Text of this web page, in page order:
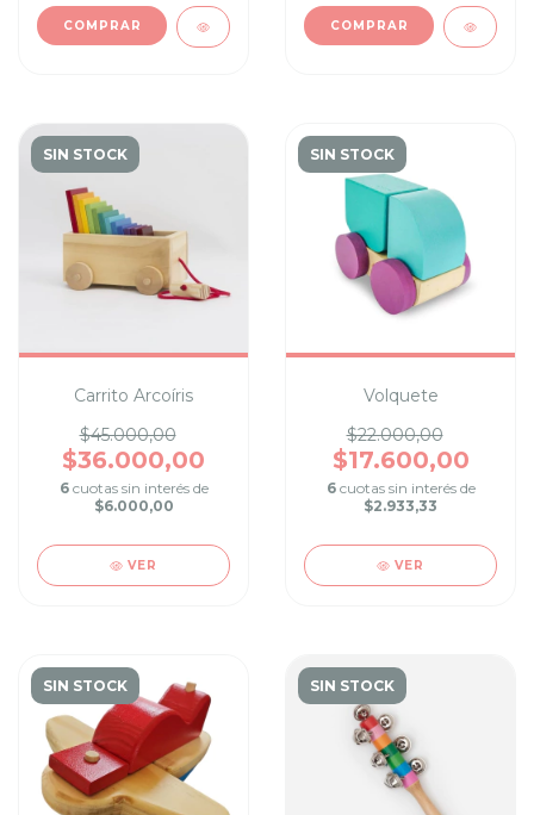
COMPRAR COMPRAR
SIN STOCK
Carrito Arcoíris
$45.000,00
$36.000,00
6 cuotas sin interés de
$6.000,00
VER
SIN STOCK
Volquete
$22.000,00
$17.600,00
6 cuotas sin interés de
$2.933,33
VER
SIN STOCK SIN STOCK